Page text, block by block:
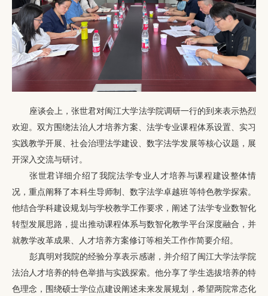
座谈会上，张世君对闽江大学法学院调研一行的到来表示热烈
欢迎。双方围绕法治人才培养方案、法学专业课程体系设置、实习
实践教学开展、社会治理法学建设、数字法学发展等核心议题，展
开深入交流与研讨。
张世君详细介绍了我院法学专业人才培养与课程建设整体情
况，重点阐释了本科生导师制、数字法学卓越班等特色教学探索。
他结合学科建设规划与学校教学工作要求，阐述了法学专业数智化
转型发展思路，提出推动课程体系与数智化教学平台深度融合，并
就教学改革成果、人才培养方案修订等相关工作作简要介绍。
彭真明对我院的经验分享表示感谢，并介绍了闽江大学法学院
法治人才培养的特色举措与实践探索。他分享了学生选拔培养的特
色理念，围绕硕士学位点建设阐述未来发展规划，希望两院常态化